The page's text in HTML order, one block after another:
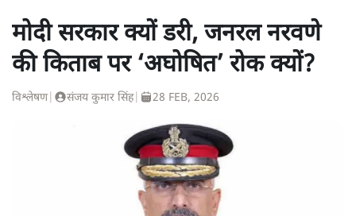
मोदी सरकार क्यों डरी, जनरल नरवणे
की किताब पर ‘अघोषित’ रोक क्यों?
विश्लेषण| संजय कुमार सिंह| 28 FEB, 2026